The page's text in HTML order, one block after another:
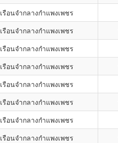
เรือนจำกลางกำแพงเพชร
เรือนจำกลางกำแพงเพชร
เรือนจำกลางกำแพงเพชร
เรือนจำกลางกำแพงเพชร
เรือนจำกลางกำแพงเพชร
เรือนจำกลางกำแพงเพชร
เรือนจำกลางกำแพงเพชร
เรือนจำกลางกำแพงเพชร